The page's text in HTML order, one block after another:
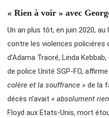
« Rien à voir » avec
Un an plus tôt, en juin 2020,
contre les violences policières
d’Adama Traoré, Linda
de police Unité SGP-FO,
colère et la souffrance » de la
décès n’avait « absolument
Floyd aux Etats-Unis, mort